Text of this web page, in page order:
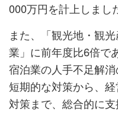
000万円を計上しまし
また、「観光地・観
業」に前年度比6倍で
宿泊業の人手不足解
短期的な対策から、
対策まで、総合的に支